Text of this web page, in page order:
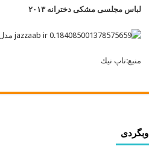
لباس مجلسی مشکی دخترانه ۲۰۱۳
منبع:تاپ نيك
وبگردی